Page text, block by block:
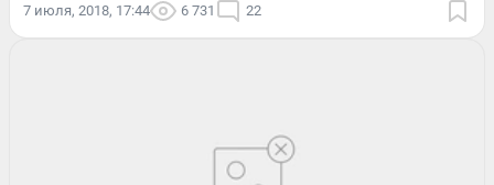
7 июля, 2018, 17:44 6 731 22